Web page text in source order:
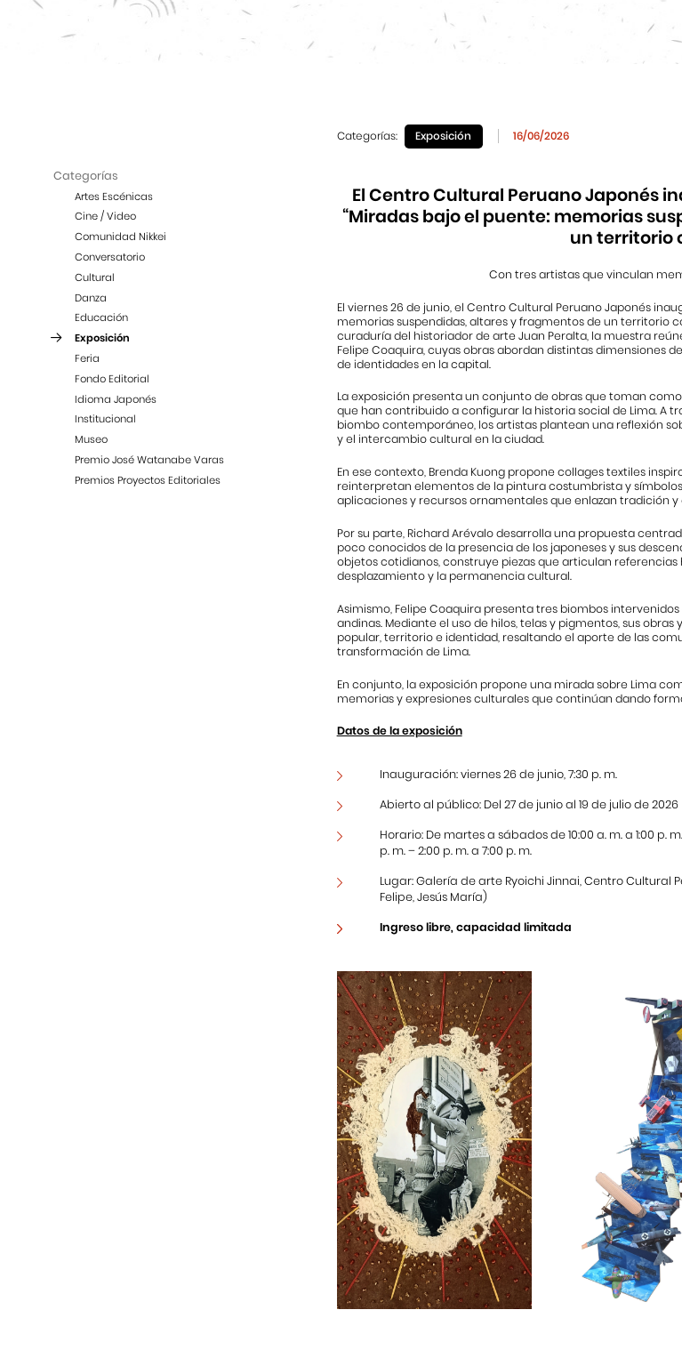
Categorías
Artes Escénicas
Cine / Video
Comunidad Nikkei
Conversatorio
Cultural
Danza
Educación
Exposición
Feria
Fondo Editorial
Idioma Japonés
Institucional
Museo
Premio José Watanabe Varas
Premios Proyectos Editoriales
Categorías: Exposición 16/06/2026
El Centro Cultural Peruano Japonés
“Miradas bajo el puente: memorias
un territorio
Con tres artistas que vinculan
El viernes 26 de junio, el Centro Cultural Peruano Japonés
memorias suspendidas, altares y fragmentos de un territorio
curaduría del historiador de arte Juan Peralta, la muestra
Felipe Coaquira, cuyas obras abordan distintas dimensiones
de identidades en la capital.
La exposición presenta un conjunto de obras que toman
que han contribuido a configurar la historia social de Lima. A
biombo contemporáneo, los artistas plantean una reflexión
y el intercambio cultural en la ciudad.
En ese contexto, Brenda Kuong propone collages textiles
reinterpretan elementos de la pintura costumbrista y
aplicaciones y recursos ornamentales que enlazan tradición
Por su parte, Richard Arévalo desarrolla una propuesta
poco conocidos de la presencia de los japoneses y sus
objetos cotidianos, construye piezas que articulan referencias
desplazamiento y la permanencia cultural.
Asimismo, Felipe Coaquira presenta tres biombos
andinas. Mediante el uso de hilos, telas y pigmentos, sus
popular, territorio e identidad, resaltando el aporte de las
transformación de Lima.
En conjunto, la exposición propone una mirada sobre Lima
memorias y expresiones culturales que continúan dando
Datos de la exposición
Inauguración: viernes 26 de junio, 7:30 p. m.
Abierto al público: Del 27 de junio al 19 de julio de 2026
Horario: De martes a sábados de 10:00 a. m. a 1:00 p.
p. m. – 2:00 p. m. a 7:00 p. m.
Lugar: Galería de arte Ryoichi Jinnai, Centro Cultural
Felipe, Jesús María)
Ingreso libre, capacidad limitada